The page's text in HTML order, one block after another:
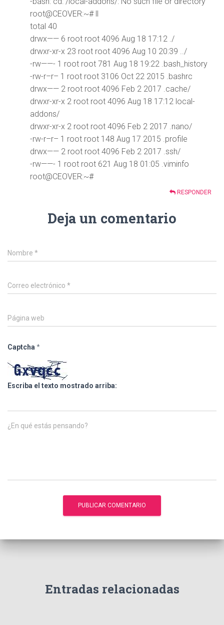
root@CEOVER:~# ll
total 40
drwx—— 6 root root 4096 Aug 18 17:12 ./
drwxr-xr-x 23 root root 4096 Aug 10 20:39 ../
-rw——- 1 root root 781 Aug 18 19:22 .bash_history
-rw-r–r– 1 root root 3106 Oct 22 2015 .bashrc
drwx—— 2 root root 4096 Feb 2 2017 .cache/
drwxr-xr-x 2 root root 4096 Aug 18 17:12 local-
addons/
drwxr-xr-x 2 root root 4096 Feb 2 2017 .nano/
-rw-r–r– 1 root root 148 Aug 17 2015 .profile
drwx—— 2 root root 4096 Feb 2 2017 .ssh/
-rw——- 1 root root 621 Aug 18 01:05 .viminfo
root@CEOVER:~#
RESPONDER
Deja un comentario
Nombre *
Correo electrónico *
Página web
Captcha*
Escriba el texto mostrado arriba:
¿En qué estás pensando?
Entradas relacionadas